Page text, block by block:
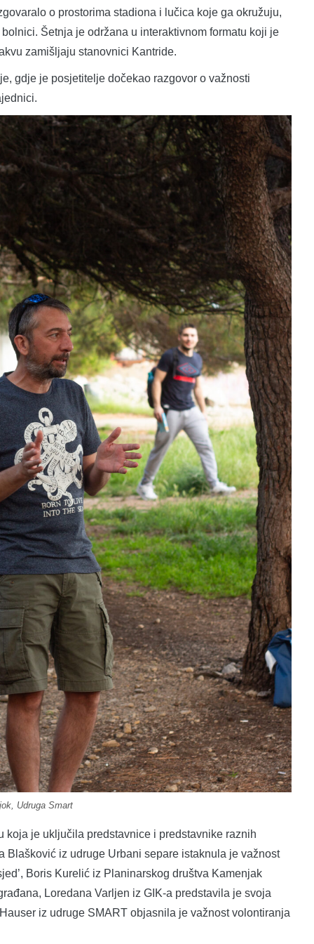
o prostorima stadiona i lučica koje ga okružuju,
Šetnja je održana u interaktivnom formatu koji je
zamišljaju stanovnici Kantride.
gdje je posjetitelje dočekao razgovor o važnosti
Udruga Smart
je uključila predstavnice i predstavnike raznih
Blašković iz udruge Urbani separe istaknula je važnost
Boris Kurelić iz Planinarskog društva Kamenjak
Loredana Varljen iz GIK-a predstavila je svoja
iz udruge SMART objasnila je važnost volontiranja